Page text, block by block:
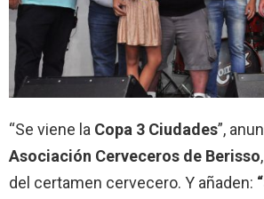
“Se viene la Copa 3 Ciudades”,
Asociación Cerveceros de Berisso
del certamen cervecero. Y añaden: